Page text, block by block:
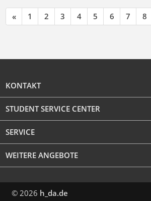
« 1 2 3 4 5 6 7 8
KONTAKT
STUDENT SERVICE CENTER
SERVICE
WEITERE ANGEBOTE
© 2026 h_da.de